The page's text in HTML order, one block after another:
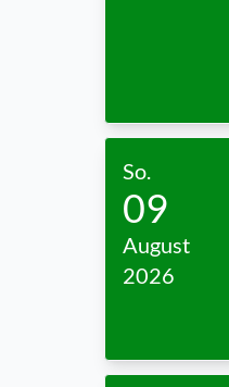
So.
09
August
2026